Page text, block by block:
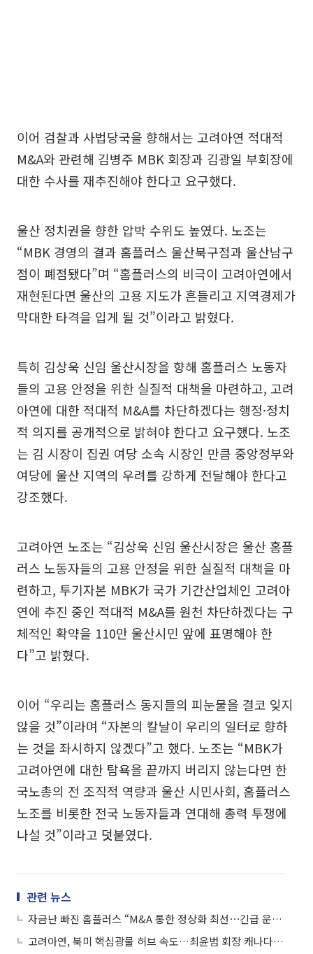
이어 검찰과 사법당국을 향해서는 고려아연 적대적
M&A와 관련해 김병주 MBK 회장과 김광일 부회장에
대한 수사를 재추진해야 한다고 요구했다.
울산 정치권을 향한 압박 수위도 높였다. 노조는
“MBK 경영의 결과 홈플러스 울산북구점과 울산남구
점이 폐점됐다”며 “홈플러스의 비극이 고려아연에서
재현된다면 울산의 고용 지도가 흔들리고 지역경제가
막대한 타격을 입게 될 것”이라고 밝혔다.
특히 김상욱 신임 울산시장을 향해 홈플러스 노동자
들의 고용 안정을 위한 실질적 대책을 마련하고, 고려
아연에 대한 적대적 M&A를 차단하겠다는 행정·정치
적 의지를 공개적으로 밝혀야 한다고 요구했다. 노조
는 김 시장이 집권 여당 소속 시장인 만큼 중앙정부와
여당에 울산 지역의 우려를 강하게 전달해야 한다고
강조했다.
고려아연 노조는 “김상욱 신임 울산시장은 울산 홈플
러스 노동자들의 고용 안정을 위한 실질적 대책을 마
련하고, 투기자본 MBK가 국가 기간산업체인 고려아
연에 추진 중인 적대적 M&A를 원천 차단하겠다는 구
체적인 확약을 110만 울산시민 앞에 표명해야 한
다”고 밝혔다.
이어 “우리는 홈플러스 동지들의 피눈물을 결코 잊지
않을 것”이라며 “자본의 칼날이 우리의 일터로 향하
는 것을 좌시하지 않겠다”고 했다. 노조는 “MBK가
고려아연에 대한 탐욕을 끝까지 버리지 않는다면 한
국노총의 전 조직적 역량과 울산 시민사회, 홈플러스
노조를 비롯한 전국 노동자들과 연대해 총력 투쟁에
나설 것”이라고 덧붙였다.
관련 뉴스
자금난 빠진 홈플러스 “M&A 통한 정상화 최선⋯긴급 운영자금 확보 필요”
고려아연, 북미 핵심광물 허브 속도…최윤범 회장 캐나다 방문